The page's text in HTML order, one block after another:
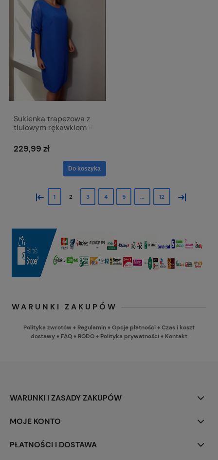
Sukienka trapezowa z
tiulowym rękawkiem -
chabrowym
229,99 zł
Do koszyka
« 1 2 3 4 5 ... 12 »
WARUNKI ZAKUPÓW
Polityka zwrotów ♦ Regulamin♦Opcje płatności♦Czas i koszt
dostawy♦ FAQ♦ RODO♦ Polityka prywatności♦ Kontakt
WARUNKI I ZASADY ZAKUPÓW
MOJE KONTO
PŁATNOŚCI I DOSTAWA